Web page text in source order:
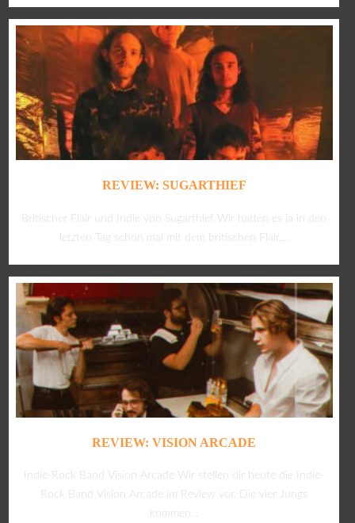
REVIEW: SUGARTHIEF
Britischer Flair und Indie von Sugarthief Wir hatten es ja in den
letzten Tag schon mal mit dem britischen Flair,...
REVIEW: VISION ARCADE
Indie-Rock Band Vision Arcade Wir stellen dir heute die Indie-
Rock Band Vision Arcade im Review vor. Die vier Jungs
kommen...